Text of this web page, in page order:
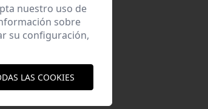
nuestro uso de
sobre
su configuración,
LAS COOKIES